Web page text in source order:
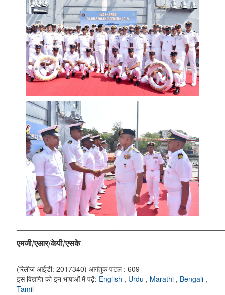
एमजी/एआर/केपी/एसके
(रिलीज़ आईडी: 2017340) आगंतुक पटल : 609
इस विज्ञप्ति को इन भाषाओं में पढ़ें: English , Urdu , Marathi , Bengali ,
Tamil